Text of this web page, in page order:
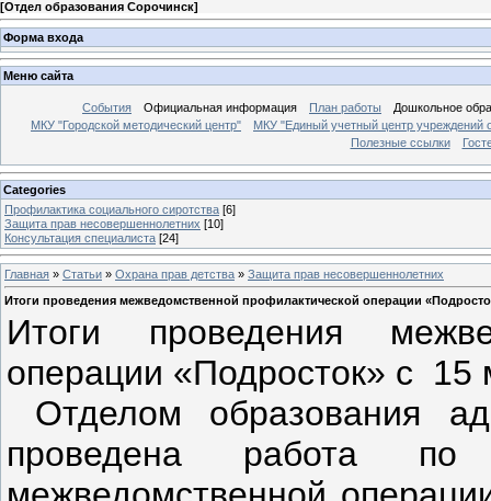
[Отдел образования Сорочинск]
Форма входа
Меню сайта
События Официальная информация План работы
Дошкольное
МКУ "Городской методический центр"
МКУ "Единый учетный центр учреждений
Полезные ссылки
Categories
Профилактика социального сиротства [6]
Защита прав несовершеннолетних [10]
Консультация специалиста [24]
Главная » Статьи » Охрана прав детства » Защита прав несовершеннолетних
Итоги проведения межведомственной профилактической операции
Итоги проведения
операции «Подросток» с 15
Отделом образования
проведена работа по